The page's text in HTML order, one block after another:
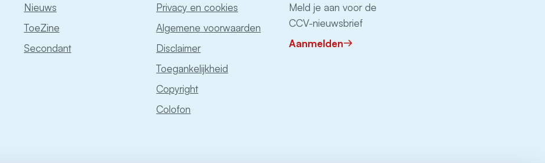
Nieuws
ToeZine
Secondant
Privacy en cookies
Algemene voorwaarden
Disclaimer
Toegankelijkheid
Copyright
Colofon
Meld je aan voor de
CCV-nieuwsbrief
Aanmelden